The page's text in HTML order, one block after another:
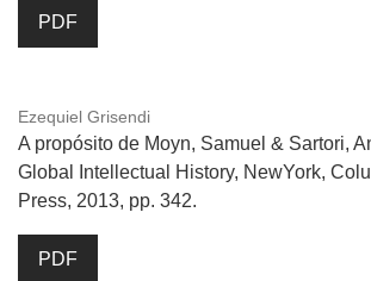
PDF
Ezequiel Grisendi
A propósito de Moyn, Samuel & Sartori,
Global Intellectual History, NewYork,
Press, 2013, pp. 342.
PDF